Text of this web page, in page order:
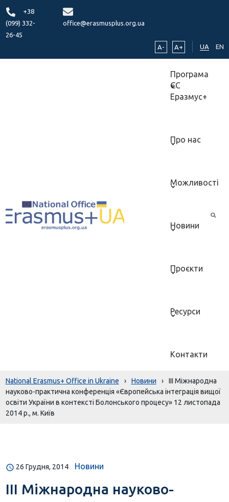
+38
(099) 332-
26-45
office@erasmusplus.org.ua
A- A+ UA EN
Програма
ЄС
Еразмус+
Про нас
Можливості
Новини
Проєкти
Ресурси
Контакти
National Erasmus+ Office in Ukraine › Новини ›
ІІІ Міжнародна
науково-практична конференція «Європейська інтеграція вищої
освіти України в контексті Болонського процесу» 12 листопада
2014 р., м. Київ
26 Грудня, 2014 Новини
ІІІ Міжнародна науково-